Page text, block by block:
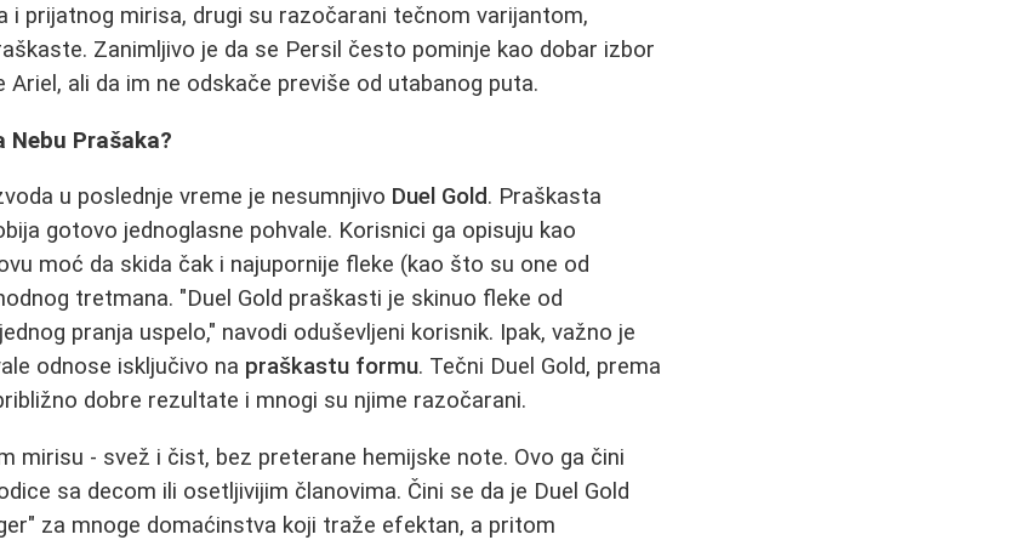
i prijatnog mirisa, drugi su razočarani tečnom varijantom,
Zanimljivo je da se Persil često pominje kao dobar izbor
Ariel, ali da im ne odskače previše od utabanog puta.
Nebu Prašaka?
u poslednje vreme je nesumnjivo Duel Gold. Praškasta
gotovo jednoglasne pohvale. Korisnici ga opisuju kao
moć da skida čak i najupornije fleke (kao što su one od
tretmana. "Duel Gold praškasti je skinuo fleke od
pranja uspelo," navodi oduševljeni korisnik. Ipak, važno je
odnose isključivo na praškastu formu. Tečni Duel Gold, prema
dobre rezultate i mnogi su njime razočarani.
mirisu - svež i čist, bez preterane hemijske note. Ovo ga čini
sa decom ili osetljivijim članovima. Čini se da je Duel Gold
za mnoge domaćinstva koji traže efektan, a pritom